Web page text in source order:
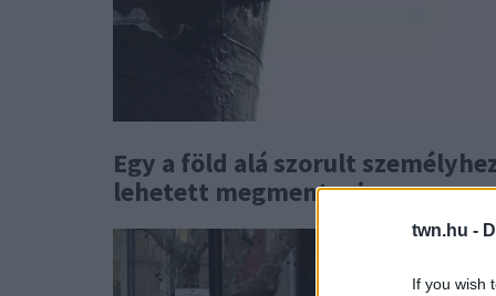
twn.hu -
If you wish
Egy a föld alá szorult
lehetett megmenteni.